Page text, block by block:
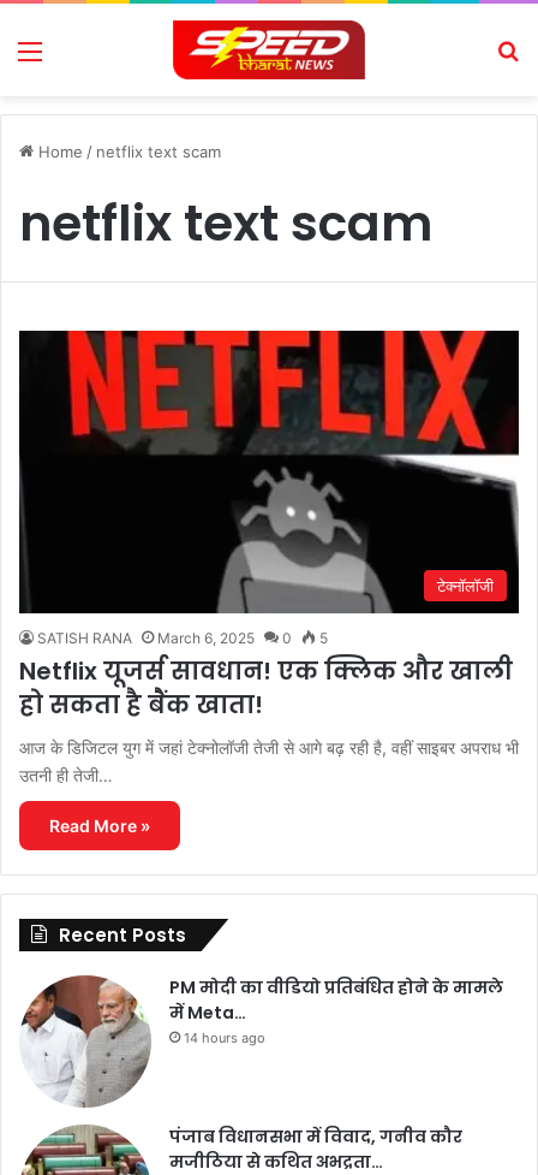
Menu
Home / netflix text scam
netflix text scam
टेक्नॉलॉजी
SATISH RANA March 6, 2025 0 5
Netflix यूजर्स सावधान! एक क्लिक और खाली
हो सकता है बैंक खाता!
आज के डिजिटल युग में जहां टेक्नोलॉजी तेजी से आगे बढ़ रही है, वहीं साइबर अपराध भी
उतनी ही तेजी…
Read More »
Recent Posts
PM मोदी का वीडियो प्रतिबंधित होने के मामले
में Meta…
14 hours ago
पंजाब विधानसभा में विवाद, गनीव कौर
मजीठिया से कथित अभद्रता…